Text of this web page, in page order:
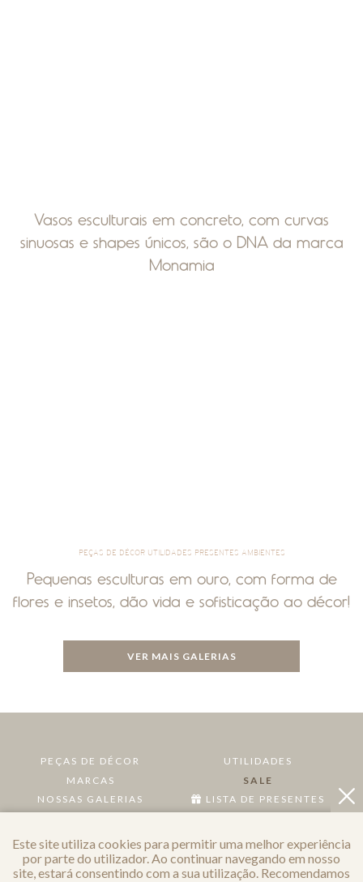
Vasos esculturais em concreto, com curvas
sinuosas e shapes únicos, são o DNA da marca
Monamia
PEÇAS DE DÉCOR UTILIDADES PRESENTES AMBIENTES
Pequenas esculturas em ouro, com forma de
flores e insetos, dão vida e sofisticação ao décor!
VER MAIS GALERIAS
PEÇAS DE DÉCOR
UTILIDADES
MARCAS
SALE
NOSSAS GALERIAS
LISTA DE PRESENTES
POLÍTICA DE PRIVACIDADE
Este site utiliza cookies para permitir uma melhor experiência
por parte do utilizador. Ao continuar navegando em nosso
site, estará consentindo com a sua utilização. Recomendamos